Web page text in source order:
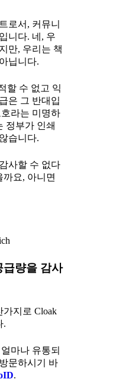
로서, 커뮤니
니다. 네, 우
만, 우리는 책
닙니다.
할 수 없고 익
은 그 반대입
라는 미명하
정부가 인쇄
습니다.
사할 수 없다
요, 아니면
급량을 감사
지로 Cloak
.
마나 유통되
문하시기 바
.